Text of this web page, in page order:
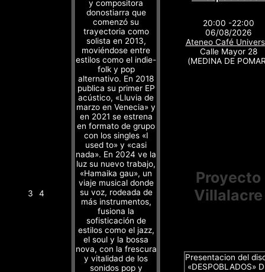
3 4
y compositora
donostiarra que
comenzó su
trayectoria como
solista en 2013,
moviéndose entre
estilos como el indie-
folk y pop
alternativo. En 2018
publica su primer EP
acústico, «Lluvia de
marzo en Venecia» y
en 2021 se estrena
en formato de grupo
con los singles «I
used to» y «casi
nada». En 2024 ve la
luz su nuevo trabajo,
«Hamaika gau», un
viaje musical donde
su voz, rodeada de
más instrumentos,
fusiona la
sofisticación de
estilos como el jazz,
el soul y la bossa
nova, con la frescura
y vitalidad de los
sonidos pop y
20:00 -22:00
06/08/2026
Ateneo Café
Calle Mayor 28
(MEDINA DE
Proyecto
Villalacre
Presentacion del
«DESPOBLADOS»